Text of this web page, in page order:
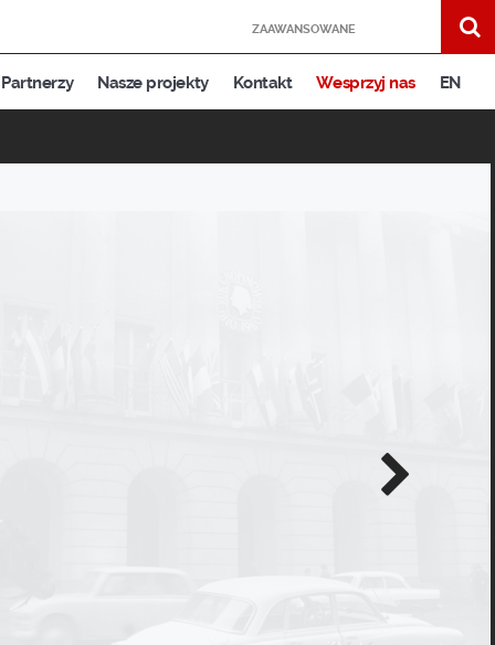
ZAAWANSOWANE
Partnerzy Nasze projekty Kontakt Wesprzyj nas EN
Następne
zdjęcie